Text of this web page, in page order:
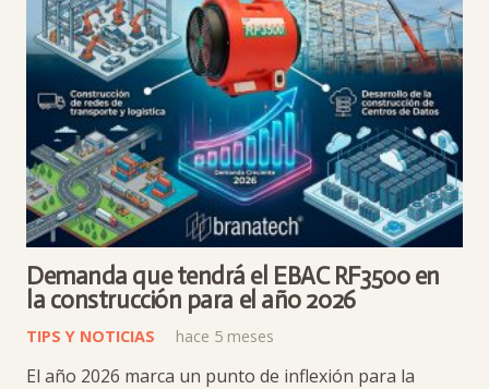
Demanda que tendrá el EBAC RF3500 en
la construcción para el año 2026
TIPS Y NOTICIAS hace 5 meses
El año 2026 marca un punto de inflexión para la